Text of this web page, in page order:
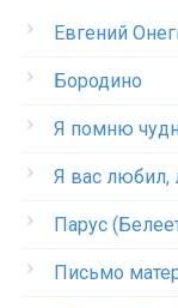
Евгений
Бородино
Я помню
Я вас
Парус
Письмо